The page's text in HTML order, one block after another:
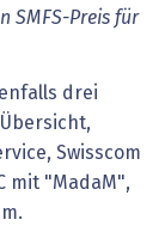
SMFS-Preis für
drei
Swisscom
mit "MadaM",